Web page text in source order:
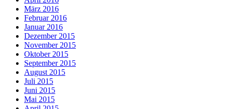
März 2016
Februar 2016
Januar 2016
Dezember 2015
November 2015
Oktober 2015
September 2015
August 2015
Juli 2015
Juni 2015
Mai 2015